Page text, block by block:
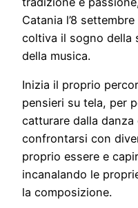
Catania l’8
coltiva il sogno della
della musica.
Inizia il proprio
pensieri su tela, per
catturare dalla
confrontarsi con
proprio essere e
incanalando le
la composizione.